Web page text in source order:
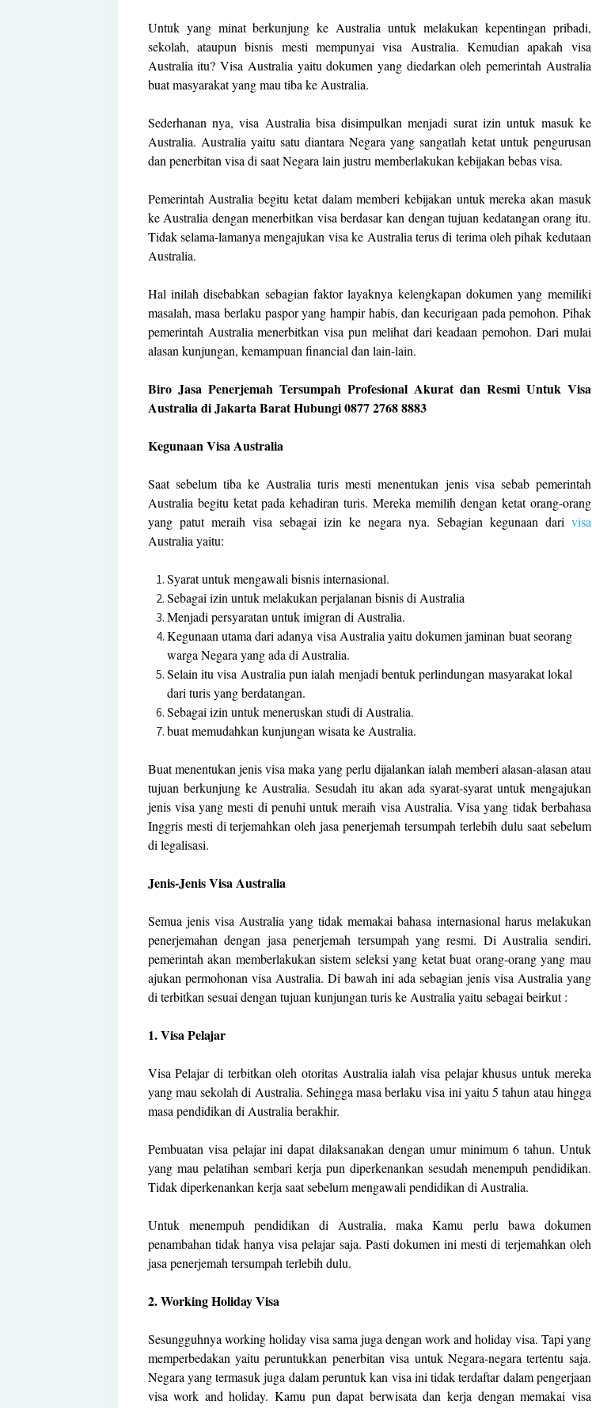
Untuk yang minat berkunjung ke Australia untuk melakukan kepentingan pribadi,
sekolah, ataupun bisnis mesti mempunyai visa Australia. Kemudian apakah visa
Australia itu? Visa Australia yaitu dokumen yang diedarkan oleh pemerintah Australia
buat masyarakat yang mau tiba ke Australia.
Sederhanan nya, visa Australia bisa disimpulkan menjadi surat izin untuk masuk ke
Australia. Australia yaitu satu diantara Negara yang sangatlah ketat untuk pengurusan
dan penerbitan visa di saat Negara lain justru memberlakukan kebijakan bebas visa.
Pemerintah Australia begitu ketat dalam memberi kebijakan untuk mereka akan masuk
ke Australia dengan menerbitkan visa berdasar kan dengan tujuan kedatangan orang itu.
Tidak selama-lamanya mengajukan visa ke Australia terus di terima oleh pihak kedutaan
Australia.
Hal inilah disebabkan sebagian faktor layaknya kelengkapan dokumen yang memiliki
masalah, masa berlaku paspor yang hampir habis, dan kecurigaan pada pemohon. Pihak
pemerintah Australia menerbitkan visa pun melihat dari keadaan pemohon. Dari mulai
alasan kunjungan, kemampuan financial dan lain-lain.
Biro Jasa Penerjemah Tersumpah Profesional Akurat dan Resmi Untuk Visa
Australia di Jakarta Barat Hubungi 0877 2768 8883
Kegunaan Visa Australia
Saat sebelum tiba ke Australia turis mesti menentukan jenis visa sebab pemerintah
Australia begitu ketat pada kehadiran turis. Mereka memilih dengan ketat orang-orang
yang patut meraih visa sebagai izin ke negara nya. Sebagian kegunaan dari visa
Australia yaitu:
Syarat untuk mengawali bisnis internasional.
Sebagai izin untuk melakukan perjalanan bisnis di Australia
Menjadi persyaratan untuk imigran di Australia.
Kegunaan utama dari adanya visa Australia yaitu dokumen jaminan buat seorang
warga Negara yang ada di Australia.
Selain itu visa Australia pun ialah menjadi bentuk perlindungan masyarakat lokal
dari turis yang berdatangan.
Sebagai izin untuk meneruskan studi di Australia.
buat memudahkan kunjungan wisata ke Australia.
Buat menentukan jenis visa maka yang perlu dijalankan ialah memberi alasan-alasan atau
tujuan berkunjung ke Australia. Sesudah itu akan ada syarat-syarat untuk mengajukan
jenis visa yang mesti di penuhi untuk meraih visa Australia. Visa yang tidak berbahasa
Inggris mesti di terjemahkan oleh jasa penerjemah tersumpah terlebih dulu saat sebelum
di legalisasi.
Jenis-Jenis Visa Australia
Semua jenis visa Australia yang tidak memakai bahasa internasional harus melakukan
penerjemahan dengan jasa penerjemah tersumpah yang resmi. Di Australia sendiri,
pemerintah akan memberlakukan sistem seleksi yang ketat buat orang-orang yang mau
ajukan permohonan visa Australia. Di bawah ini ada sebagian jenis visa Australia yang
di terbitkan sesuai dengan tujuan kunjungan turis ke Australia yaitu sebagai beirkut :
1. Visa Pelajar
Visa Pelajar di terbitkan oleh otoritas Australia ialah visa pelajar khusus untuk mereka
yang mau sekolah di Australia. Sehingga masa berlaku visa ini yaitu 5 tahun atau hingga
masa pendidikan di Australia berakhir.
Pembuatan visa pelajar ini dapat dilaksanakan dengan umur minimum 6 tahun. Untuk
yang mau pelatihan sembari kerja pun diperkenankan sesudah menempuh pendidikan.
Tidak diperkenankan kerja saat sebelum mengawali pendidikan di Australia.
Untuk menempuh pendidikan di Australia, maka Kamu perlu bawa dokumen
penambahan tidak hanya visa pelajar saja. Pasti dokumen ini mesti di terjemahkan oleh
jasa penerjemah tersumpah terlebih dulu.
2. Working Holiday Visa
Sesungguhnya working holiday visa sama juga dengan work and holiday visa. Tapi yang
memperbedakan yaitu peruntukkan penerbitan visa untuk Negara-negara tertentu saja.
Negara yang termasuk juga dalam peruntuk kan visa ini tidak terdaftar dalam pengerjaan
visa work and holiday. Kamu pun dapat berwisata dan kerja dengan memakai visa